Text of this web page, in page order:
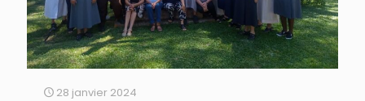
28 janvier 2024